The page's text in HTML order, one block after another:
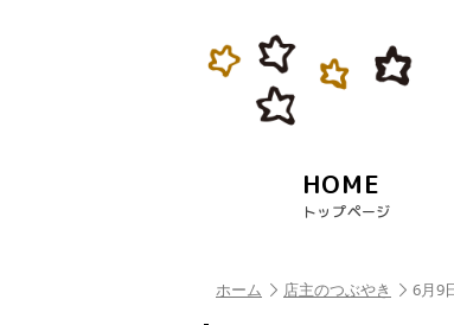
HOME
トップページ
ホーム 店主のつぶやき 6月9